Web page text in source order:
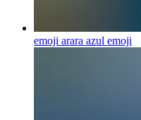
emoji arara azul emoji